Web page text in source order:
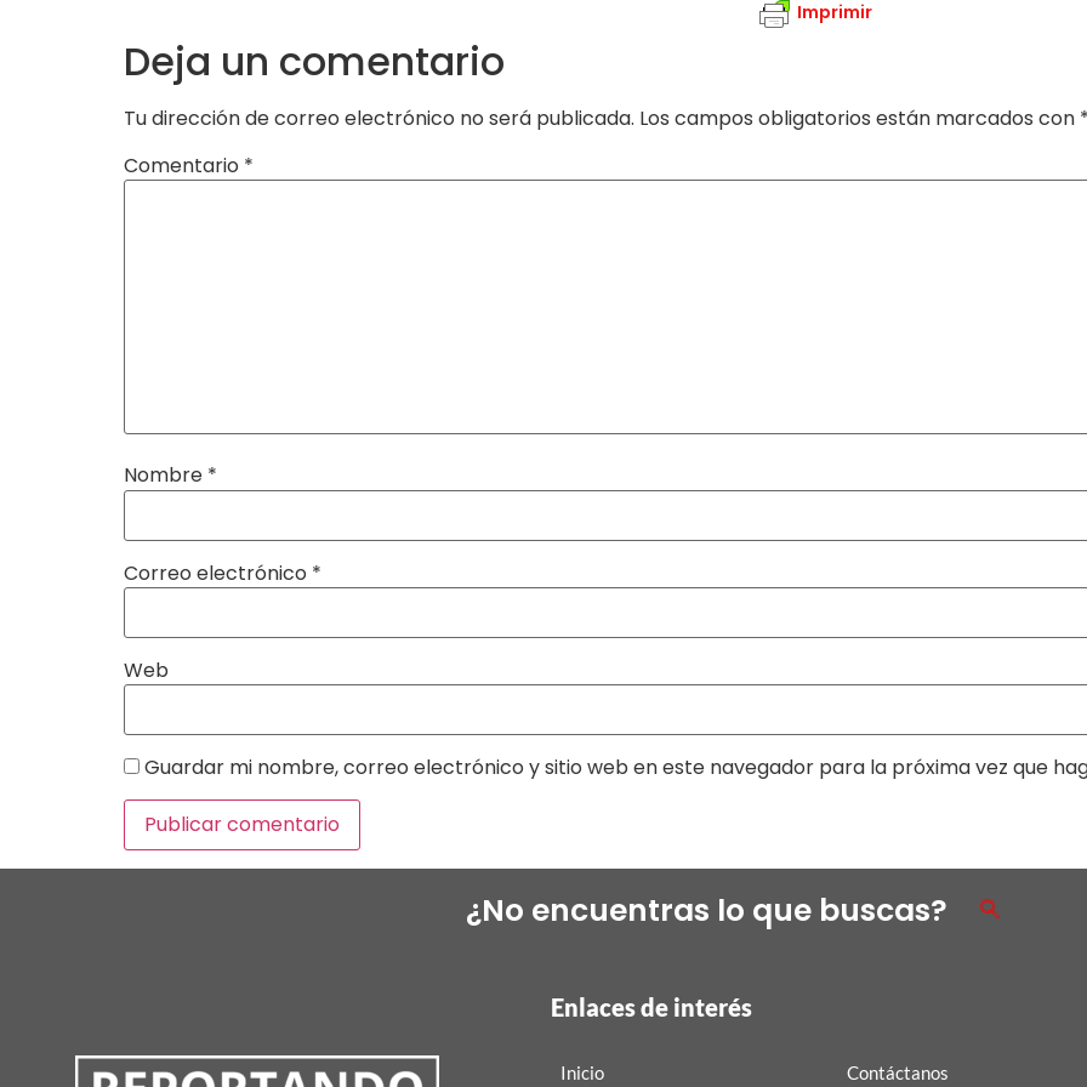
Imprimir
Deja un comentario
Tu dirección de correo electrónico no será publicada. Los campos obligatorios están marcados con
Comentario *
Nombre *
Correo electrónico *
Web
Guardar mi nombre, correo electrónico y sitio web en este navegador para la próxima vez que
¿No encuentras lo que buscas?
Enlaces de interés
Inicio Contáctanos